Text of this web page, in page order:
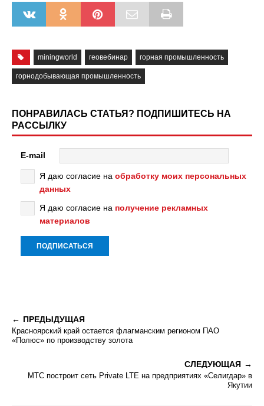
miningworld геовебинар горная промышленность
горнодобывающая промышленность
ПОНРАВИЛАСЬ СТАТЬЯ? ПОДПИШИТЕСЬ НА
РАССЫЛКУ
E-mail
Я даю согласие на обработку моих персональных
данных
Я даю согласие на получение рекламных
материалов
ПРЕДЫДУЩАЯ
Красноярский край остается флагманским регионом ПАО
«Полюс» по производству золота
СЛЕДУЮЩАЯ
МТС построит сеть Private LTE на предприятиях «Селигдар» в
Якутии